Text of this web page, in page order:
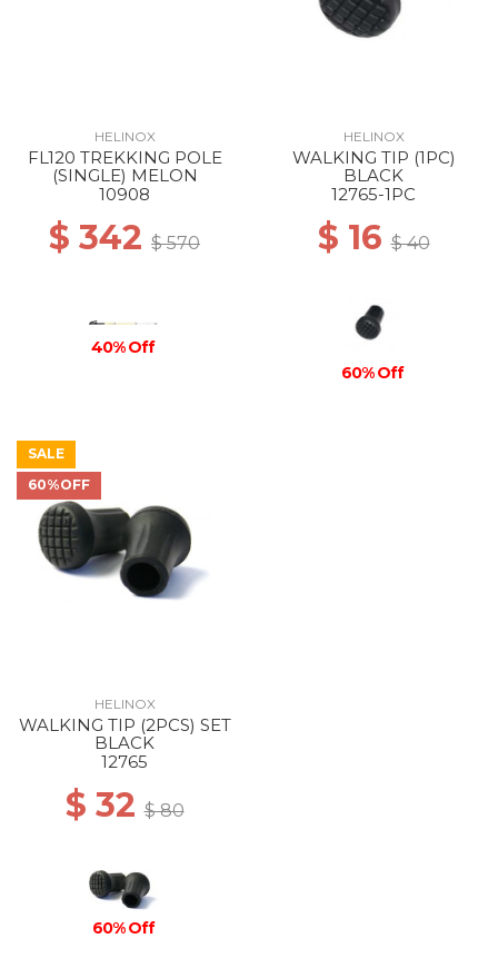
HELINOX
FL120 TREKKING POLE
(SINGLE) MELON
10908
$ 342 $ 570
40% Off
HELINOX
WALKING TIP (1PC)
BLACK
12765-1PC
$ 16$ 40
60% Off
SALE
60%OFF
HELINOX
WALKING TIP (2PCS) SET
BLACK
12765
$ 32$ 80
60% Off